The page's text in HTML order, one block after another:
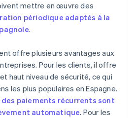
mettre en œuvre des
périodique adaptés à la
.
offre plusieurs avantages aux
Pour les clients, il offre
haut niveau de sécurité, ce qui
les plus populaires en Espagne.
des paiements récurrents sont
automatique. Pour les